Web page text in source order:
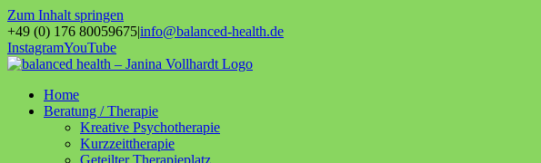
Zum Inhalt springen
+49 (0) 176 80059675|info@balanced-health.de
InstagramYouTube
Home
Beratung / Therapie
Kreative Psychotherapie
Kurzzeittherapie
Geteilter Therapieplatz